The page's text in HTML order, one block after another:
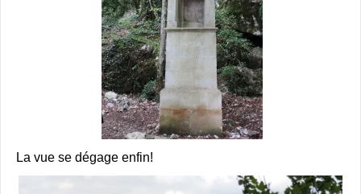
La vue se dégage enfin!